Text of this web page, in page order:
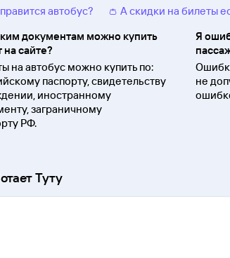
автобус?
👛 А скидки на билеты
документам можно купить
на сайте?
на автобус можно купить по:
паспорту, свидетельству
иностранному
заграничному
РФ.
Я
не
Туту